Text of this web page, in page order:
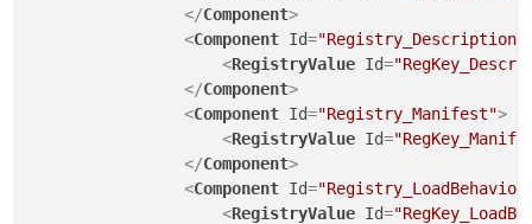
</Component>
<Component Id="Registry_Description"
<RegistryValue Id=
</Component>
<Component Id="Registry_Manifest">
<RegistryValue Id=
</Component>
<Component Id=
<RegistryValue Id=